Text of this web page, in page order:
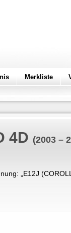
Merkliste
4D (2003 –
„ E12J